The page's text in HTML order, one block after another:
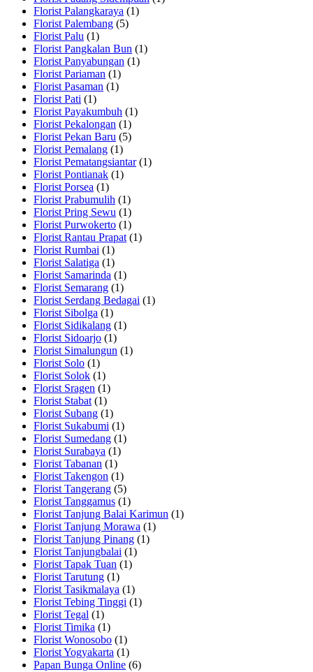
Florist Palangkaraya (1)
Florist Palembang (5)
Florist Palu (1)
Florist Pangkalan Bun (1)
Florist Panyabungan (1)
Florist Pariaman (1)
Florist Pasaman (1)
Florist Pati (1)
Florist Payakumbuh (1)
Florist Pekalongan (1)
Florist Pekan Baru (5)
Florist Pemalang (1)
Florist Pematangsiantar(1)
Florist Pontianak (1)
Florist Porsea (1)
Florist Prabumulih (1)
Florist Pring Sewu (1)
Florist Purwokerto (1)
Florist Rantau Prapat (1)
Florist Rumbai (1)
Florist Salatiga (1)
Florist Samarinda (1)
Florist Semarang (1)
Florist Serdang Bedagai (1)
Florist Sibolga (1)
Florist Sidikalang (1)
Florist Sidoarjo (1)
Florist Simalungun (1)
Florist Solo (1)
Florist Solok (1)
Florist Sragen (1)
Florist Stabat (1)
Florist Subang (1)
Florist Sukabumi (1)
Florist Sumedang (1)
Florist Surabaya (1)
Florist Tabanan (1)
Florist Takengon (1)
Florist Tangerang (5)
Florist Tanggamus (1)
Florist Tanjung Balai Karimun (1)
Florist Tanjung Morawa (1)
Florist Tanjung Pinang (1)
Florist Tanjungbalai (1)
Florist Tapak Tuan (1)
Florist Tarutung (1)
Florist Tasikmalaya (1)
Florist Tebing Tinggi (1)
Florist Tegal (1)
Florist Timika (1)
Florist Wonosobo (1)
Florist Yogyakarta (1)
Papan Bunga Online (6)